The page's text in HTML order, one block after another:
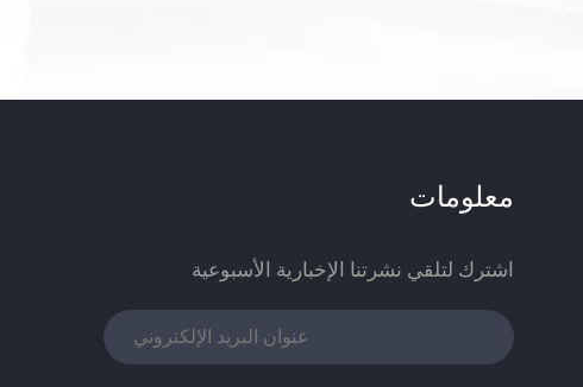
معلومات
اشترك لتلقي نشرتنا الإخبارية الأسبوعية